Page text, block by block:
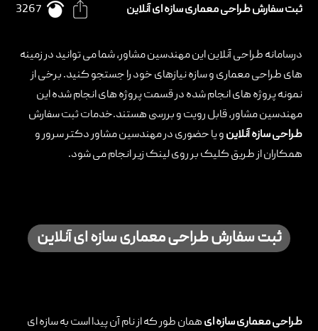
ثبت سفارش طراحی آنلاین
اجرا
تماس با ما
3267 ثبت سفارش طراحی معماری سازه ای آنلاین
درسامانهطراحی آنلایناین مهندسین مشاور، شما می توانید در زمینه
های طراحی معماری و سازه نیازهای خود را جستجو کنید. برخی از
نمونه پروژه های انجام شده در قسمتپروژه هایانجام شده این
مهندسین مشاور، قابل رویت و بررسی هستند.خدمات ثبت سفارش
طراحی سازه آنلاینو یا حضوری در مهندسین مشاور دکتر سرور و
همکاران از طریق کلیک بر روی لینک زیر انجام می شود.
ثبت سفارش طراحی معماری سازه ای آنلاین
طراحی معماری سازه ایهمان طور که از نام آن پیدا است به سازه ای